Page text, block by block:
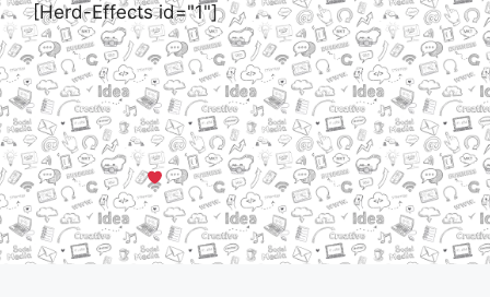
[Herd-Effects id="1"]
© Todos os direitos reservados a DigooWeb Gramado, RS |
Servidores em Dallas, TX
Criado com muito em Gramado, Serra Gaúcha